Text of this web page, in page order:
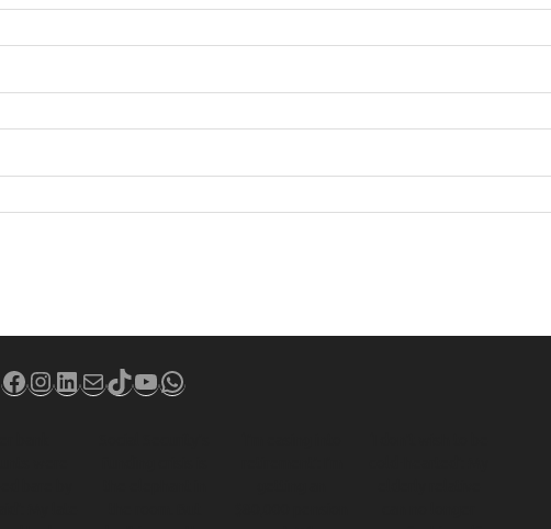
Facebook
Instagram
LinkedIn
MailTikTok
YouTube
WhatsApp